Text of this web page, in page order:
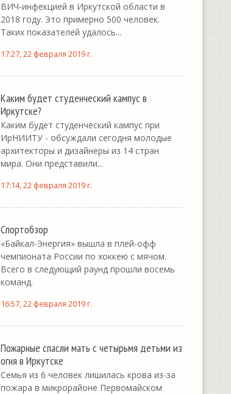
ВИЧ-инфекцией в Иркутской области в
2018 году. Это примерно 500 человек.
Таких показателей удалось...
17:27, 22 февраля 2019 г.
Каким будет студенческий кампус в
Иркутске?
Каким будет студенческий кампус при
ИрНИИТУ - обсуждали сегодня молодые
архитекторы и дизайнеры из 14 стран
мира. Они представили...
17:14, 22 февраля 2019 г.
Спортобзор
«Байкал-Энергия» вышла в плей-офф
чемпионата России по хоккею с мячом.
Всего в следующий раунд прошли восемь
команд.
16:57, 22 февраля 2019 г.
Пожарные спасли мать с четырьмя детьми из
огня в Иркутске
Семья из 6 человек лишилась крова из-за
пожара в микрорайоне Первомайском